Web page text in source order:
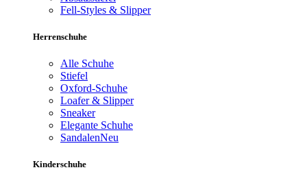
Fell-Styles & Slipper
Herrenschuhe
Alle Schuhe
Stiefel
Oxford-Schuhe
Loafer & Slipper
Sneaker
Elegante Schuhe
SandalenNeu
Kinderschuhe